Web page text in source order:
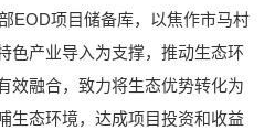
EOD项目储备库，以焦作市马村
色产业导入为支撑，推动生态环
效融合，致力将生态优势转化为
生态环境，达成项目投资和收益